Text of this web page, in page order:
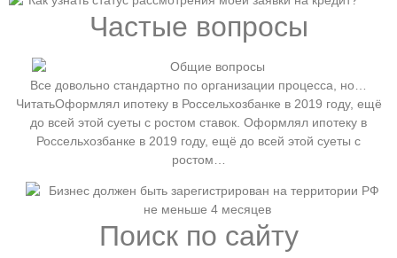
Частые вопросы
Все довольно стандартно по организации процесса, но…
ЧитатьОформлял ипотеку в Россельхозбанке в 2019 году, ещё
до всей этой суеты с ростом ставок. Оформлял ипотеку в
Россельхозбанке в 2019 году, ещё до всей этой суеты с
ростом…
Поиск по сайту